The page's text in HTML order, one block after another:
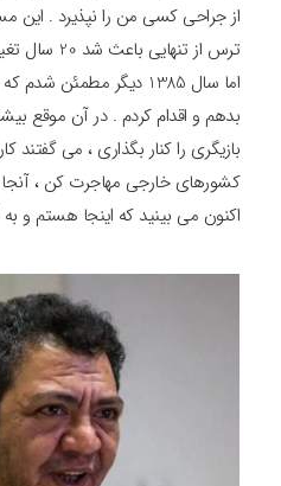
از جراحی کسی من را نپذیرد . این
ترس از
اما سال 1385 دیگر مطمئن
بدهم و اقدام کردم . در آن موقع
بازیگری را کنار بگذاری ، می
کشورهای خارجی مهاجرت کن ،
اکنون می بینید که اینجا هستم و